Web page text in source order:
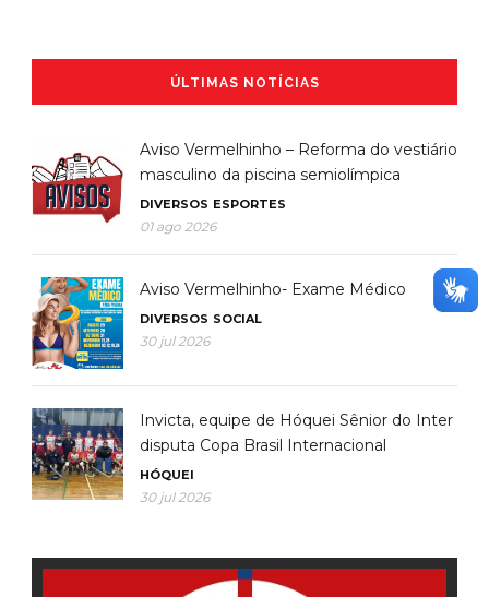
ÚLTIMAS NOTÍCIAS
Aviso Vermelhinho – Reforma do vestiário
masculino da piscina semiolímpica
DIVERSOS ESPORTES
01 ago 2026
Aviso Vermelhinho- Exame Médico
DIVERSOS SOCIAL
30 jul 2026
Invicta, equipe de Hóquei Sênior do Inter
disputa Copa Brasil Internacional
HÓQUEI
30 jul 2026